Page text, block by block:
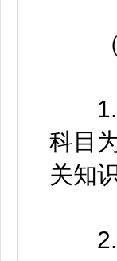
（
1.科
科目
关知
2.准